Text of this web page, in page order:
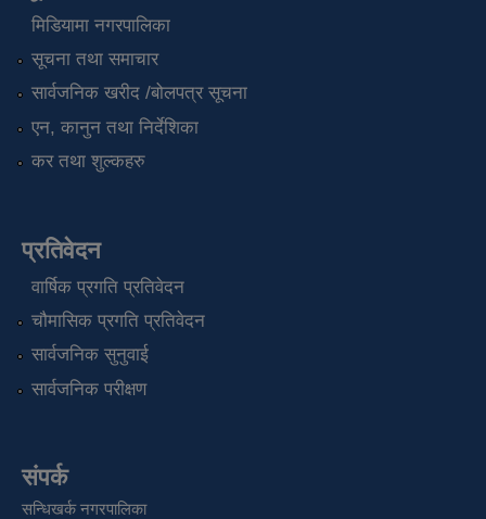
मिडियामा नगरपालिका
सूचना तथा समाचार
सार्वजनिक खरीद /बोलपत्र सूचना
एन, कानुन तथा निर्देशिका
कर तथा शुल्कहरु
प्रतिवेदन
वार्षिक प्रगति प्रतिवेदन
चौमासिक प्रगति प्रतिवेदन
सार्वजनिक सुनुवाई
सार्वजनिक परीक्षण
संपर्क
सन्धिखर्क नगरपालिका